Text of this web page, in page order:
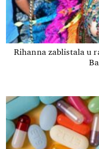
Rihanna zablistala u